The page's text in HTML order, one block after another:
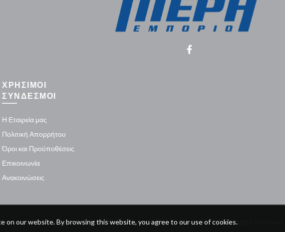
ΧΡΗΣΙΜΟΙ
ΣΥΝΔΕΣΜΟΙ
Η Εταιρεία μας
Πολιτική Απορρήτου
Όροι και Προϋποθέσεις
Επικοινωνία
Ανακοινώσεις
© 2026Ανδρέας Γ. Πιερή – Εμπόριο ΛΤΔ. All rights reserved
on our website. By browsing this website, you agree to our use of cookies.